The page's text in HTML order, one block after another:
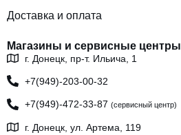
Доставка и оплата
Магазины и сервисные центры
г. Донецк, пр-т. Ильича, 1
+7(949)-203-00-32
+7(949)-472-33-87(сервисный центр)
г. Донецк, ул. Артема, 119